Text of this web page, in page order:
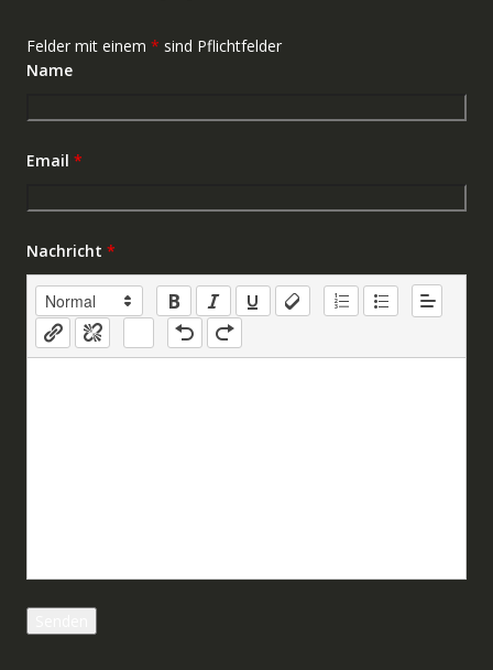
Felder mit einem * sind Pflichtfelder
Name
Email *
Nachricht *